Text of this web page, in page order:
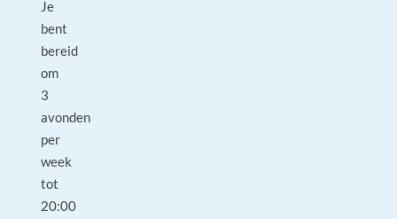
Je
bent
bereid
om
3
avonden
per
week
tot
20:00